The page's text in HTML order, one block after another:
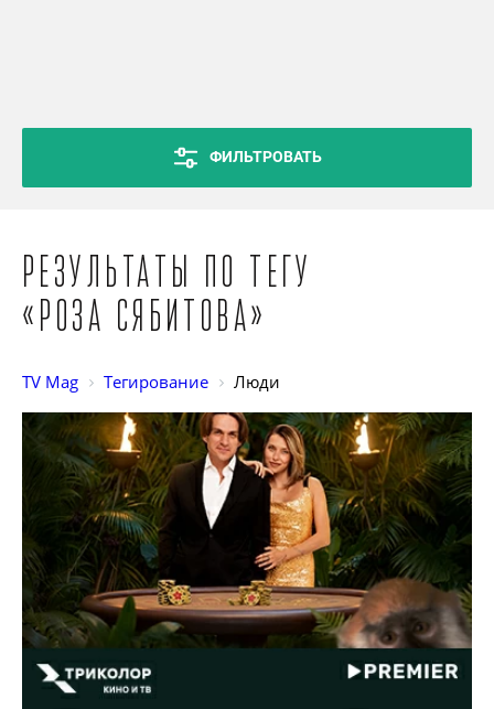
ФИЛЬТРОВАТЬ
Результаты по тегу
«Роза Сябитова»
TV Mag Тегирование Люди